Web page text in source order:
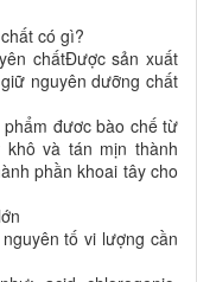
có gì?
chấtĐược sản xuất
nguyên dưỡng chất
đươc bào chế từ
và tán mịn thành
phần khoai tây cho
tố vi lượng cần